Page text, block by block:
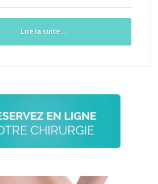
Lire la suite ..